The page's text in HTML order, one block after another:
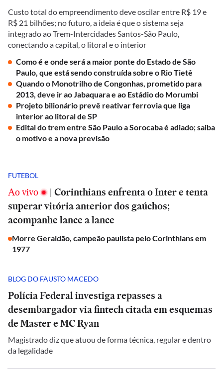
Custo total do empreendimento deve oscilar entre R$ 19 e
R$ 21 bilhões; no futuro, a ideia é que o sistema seja
integrado ao Trem-Intercidades Santos-São Paulo,
conectando a capital, o litoral e o interior
Como é e onde será a maior ponte do Estado de São
Paulo, que está sendo construída sobre o Rio Tietê
Quando o Monotrilho de Congonhas, prometido para
2013, deve ir ao Jabaquara e ao Estádio do Morumbi
Projeto bilionário prevê reativar ferrovia que liga
interior ao litoral de SP
Edital do trem entre São Paulo a Sorocaba é adiado; saiba
o motivo e a nova previsão
FUTEBOL
Ao vivo | Corinthians enfrenta o Inter e tenta
superar vitória anterior dos gaúchos;
acompanhe lance a lance
Morre Geraldão, campeão paulista pelo Corinthians em
1977
BLOG DO FAUSTO MACEDO
Polícia Federal investiga repasses a
desembargador via fintech citada em esquemas
de Master e MC Ryan
Magistrado diz que atuou de forma técnica, regular e dentro
da legalidade